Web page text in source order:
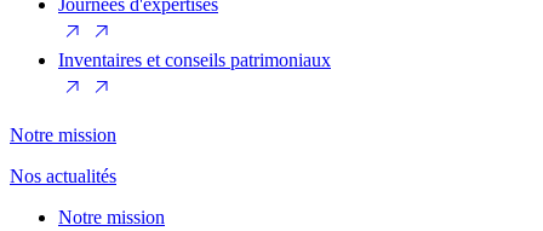
Inventaires et conseils patrimoniaux
Notre mission
Nos actualités
Notre mission